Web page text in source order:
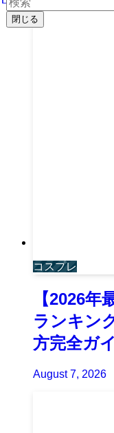
コスプレ
【2026
ランキン
方完全ガ
August 7, 2026
閉じる